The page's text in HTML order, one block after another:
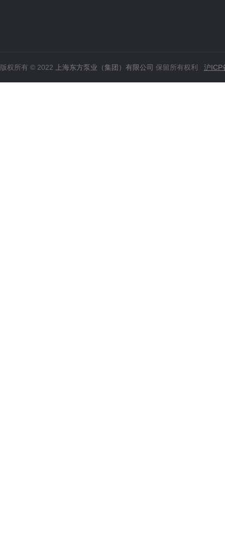
版权所有 © 2022 上海东方泵业（集团）有限公司 保留所有权利 沪ICP